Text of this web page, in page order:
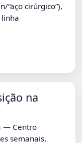
“aço cirúrgico”),
na
— Centro
semanais,